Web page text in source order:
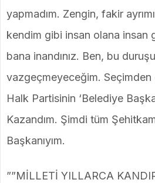
yapmadım. Zengin, fakir
kendim gibi insan olana insan
bana inandınız. Ben, bu
vazgeçmeyeceğim.
Halk Partisinin ‘Belediye
Kazandım. Şimdi tüm
Başkanıyım.
””MİLLETİ YILLARCA